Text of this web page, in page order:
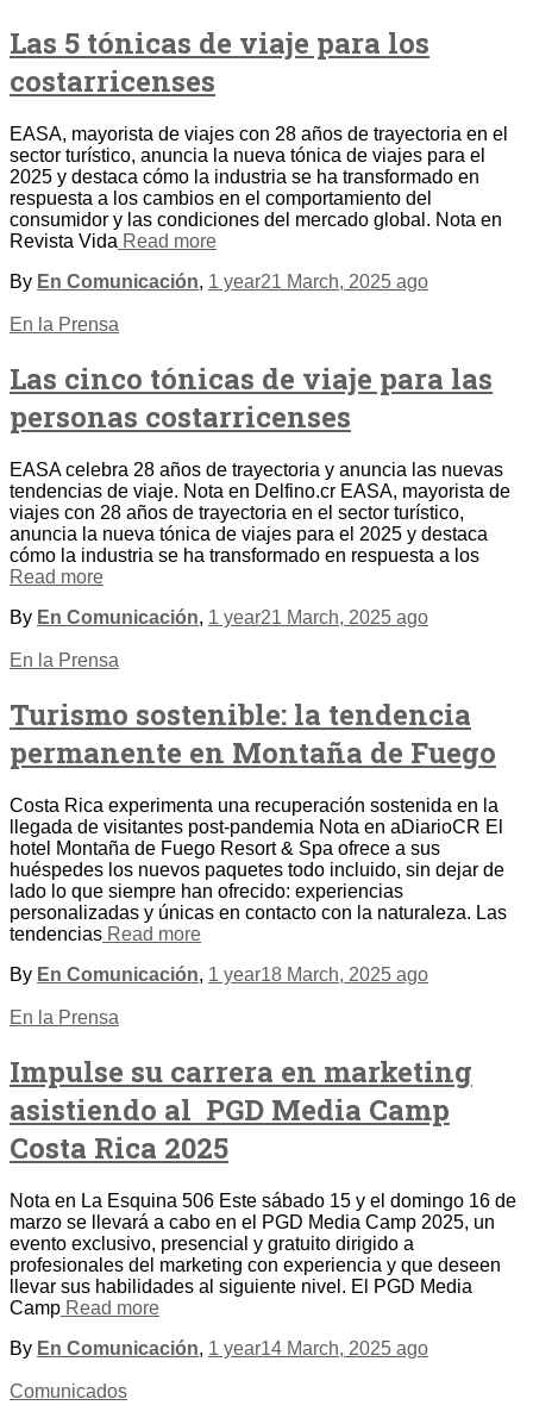
Las 5 tónicas de viaje para los
costarricenses
EASA, mayorista de viajes con 28 años de trayectoria en el
sector turístico, anuncia la nueva tónica de viajes para el
2025 y destaca cómo la industria se ha transformado en
respuesta a los cambios en el comportamiento del
consumidor y las condiciones del mercado global. Nota en
Revista Vida Read more
By En Comunicación, 1 year21 March, 2025 ago
En la Prensa
Las cinco tónicas de viaje para las
personas costarricenses
EASA celebra 28 años de trayectoria y anuncia las nuevas
tendencias de viaje. Nota en Delfino.cr EASA, mayorista de
viajes con 28 años de trayectoria en el sector turístico,
anuncia la nueva tónica de viajes para el 2025 y destaca
cómo la industria se ha transformado en respuesta a los
Read more
By En Comunicación, 1 year21 March, 2025 ago
En la Prensa
Turismo sostenible: la tendencia
permanente en Montaña de Fuego
Costa Rica experimenta una recuperación sostenida en la
llegada de visitantes post-pandemia Nota en aDiarioCR El
hotel Montaña de Fuego Resort & Spa ofrece a sus
huéspedes los nuevos paquetes todo incluido, sin dejar de
lado lo que siempre han ofrecido: experiencias
personalizadas y únicas en contacto con la naturaleza. Las
tendencias Read more
By En Comunicación, 1 year18 March, 2025 ago
En la Prensa
Impulse su carrera en marketing
asistiendo al PGD Media Camp
Costa Rica 2025
Nota en La Esquina 506 Este sábado 15 y el domingo 16 de
marzo se llevará a cabo en el PGD Media Camp 2025, un
evento exclusivo, presencial y gratuito dirigido a
profesionales del marketing con experiencia y que deseen
llevar sus habilidades al siguiente nivel. El PGD Media
Camp Read more
By En Comunicación, 1 year14 March, 2025 ago
Comunicados